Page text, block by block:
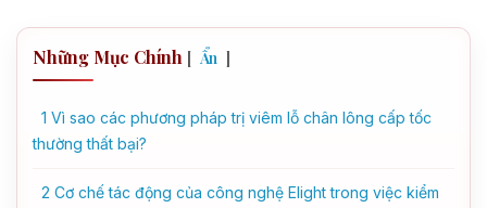
Những Mục Chính [ Ẩn ]
1 Vì sao các phương pháp trị viêm lỗ chân lông cấp tốc
thường thất bại?
2 Cơ chế tác động của công nghệ Elight trong việc kiểm